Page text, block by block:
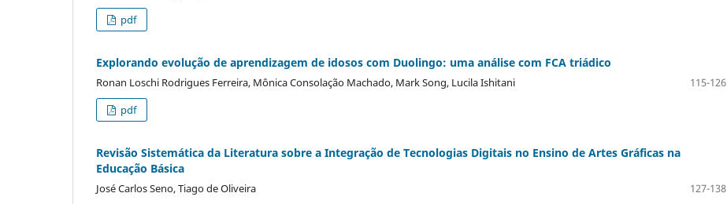
pdf
Explorando evolução de aprendizagem de idosos com Duolingo: uma análise com FCA triádico
Ronan Loschi Rodrigues Ferreira, Mônica Consolação Machado, Mark Song, Lucila Ishitani
115-126
pdf
Revisão Sistemática da Literatura sobre a Integração de Tecnologias Digitais no Ensino de Artes Gráficas na
Educação Básica
José Carlos Seno, Tiago de Oliveira 127-138